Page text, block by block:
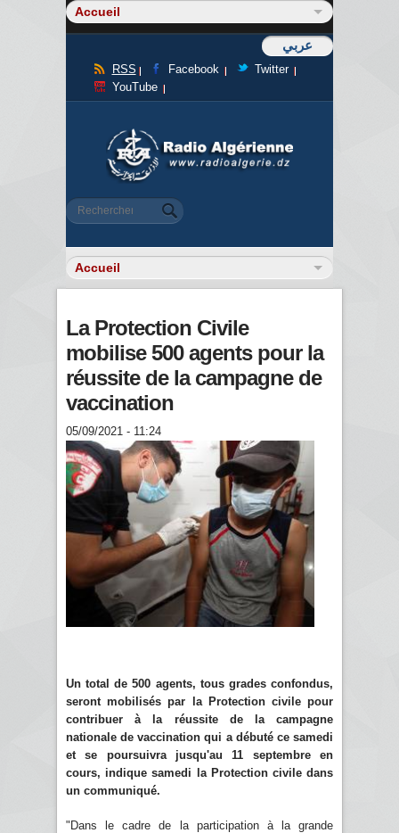
عربي
RSS Facebook
Twitter
YouTube
Formulaire de recherche
Rechercher
La Protection Civile
mobilise 500 agents pour la
réussite de la campagne de
vaccination
05/09/2021 - 11:24
Un total de 500 agents, tous grades confondus,
seront mobilisés par la Protection civile pour
contribuer à la réussite de la campagne
nationale de vaccination qui a débuté ce samedi
et se poursuivra jusqu'au 11 septembre en
cours, indique samedi la Protection civile dans
un communiqué.
"Dans le cadre de la participation à la grande